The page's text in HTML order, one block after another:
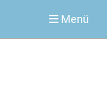
Menü